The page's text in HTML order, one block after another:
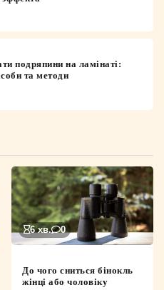
подряпини на ламінаті:
та методи
6 хв. 0
До чого сниться бінокль
жінці або чоловіку